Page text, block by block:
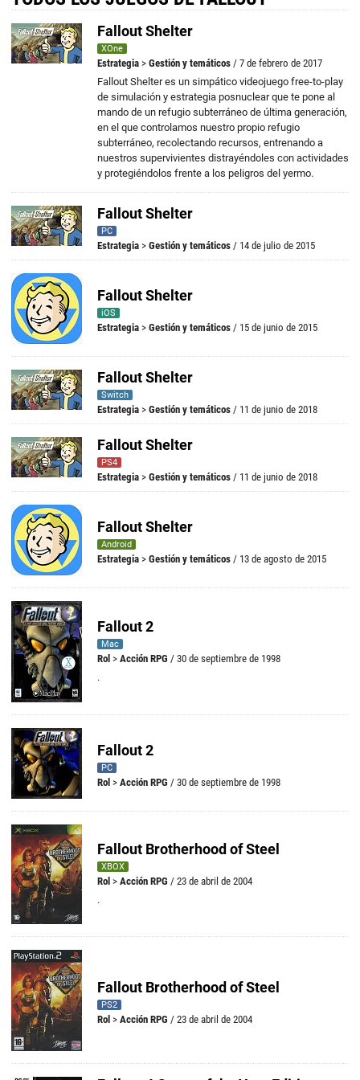
Fallout Shelter
XOne
Estrategia > Gestión y temáticos / 7 de febrero de 2017
Fallout Shelter es un simpático videojuego free-to-play
de simulación y estrategia posnuclear que te pone al
mando de un refugio subterráneo de última generación,
en el que controlamos nuestro propio refugio
subterráneo, recolectando recursos, entrenando a
nuestros supervivientes distrayéndoles con actividades
y protegiéndolos frente a los peligros del yermo.
Fallout Shelter
PC
Estrategia > Gestión y temáticos / 14 de julio de 2015
Fallout Shelter
iOS
Estrategia > Gestión y temáticos / 15 de junio de 2015
Fallout Shelter
Switch
Estrategia > Gestión y temáticos / 11 de junio de 2018
Fallout Shelter
PS4
Estrategia > Gestión y temáticos / 11 de junio de 2018
Fallout Shelter
Android
Estrategia > Gestión y temáticos / 13 de agosto de 2015
Fallout 2
Mac
Rol > Acción RPG / 30 de septiembre de 1998
.
Fallout 2
PC
Rol > Acción RPG / 30 de septiembre de 1998
Fallout Brotherhood of Steel
XBOX
Rol > Acción RPG / 23 de abril de 2004
.
Fallout Brotherhood of Steel
PS2
Rol > Acción RPG / 23 de abril de 2004